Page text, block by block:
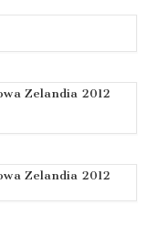
Zelandia 2012
Zelandia 2012